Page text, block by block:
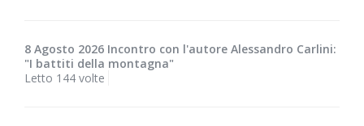
8 Agosto 2026 Incontro con l'autore Alessandro Carlini:
"I battiti della montagna"
Letto 144 volte